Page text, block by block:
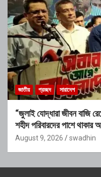
জাতীয় প্রচ্ছদ সারাদেশ
“জুলাই যোদ্ধারা জীবন বাজি
শহীদ পরিবারদের পাশে থাকার
August 9, 2026 swadhin